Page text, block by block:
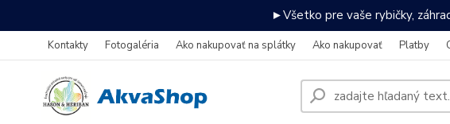
►Všetko pre vaše rybičky,
Kontakty Fotogaléria Ako nakupovať na splátky Ako nakupovať Platby